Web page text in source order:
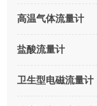
高温气体流量计
盐酸流量计
卫生型电磁流量计